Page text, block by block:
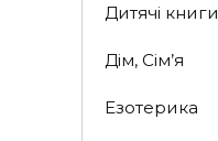
Дитячі книги
Дім, Сім’я
Езотерика